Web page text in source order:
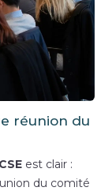
réunion du
est clair :
du comité